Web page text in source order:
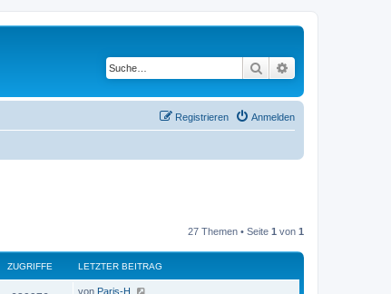
Suche
Anmelden
Registrieren
27 Themen • Seite 1 von 1
ZUGRIFFE LETZTER BEITRAG
von Paris-H.